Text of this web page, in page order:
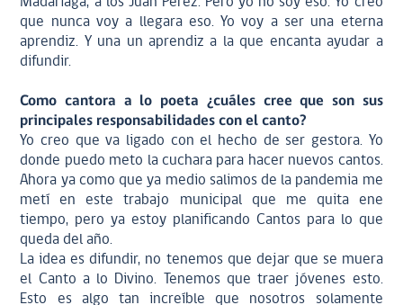
que nunca voy a llegara eso. Yo voy a ser una eterna
aprendiz. Y una un aprendiz a la que encanta ayudar a
difundir.
Como cantora a lo poeta ¿cuáles cree que son sus
principales responsabilidades con el canto?
Yo creo que va ligado con el hecho de ser gestora. Yo
donde puedo meto la cuchara para hacer nuevos cantos.
Ahora ya como que ya medio salimos de la pandemia me
metí en este trabajo municipal que me quita ene
tiempo, pero ya estoy planificando Cantos para lo que
queda del año.
La idea es difundir, no tenemos que dejar que se muera
el Canto a lo Divino. Tenemos que traer jóvenes esto.
Esto es algo tan increíble que nosotros solamente